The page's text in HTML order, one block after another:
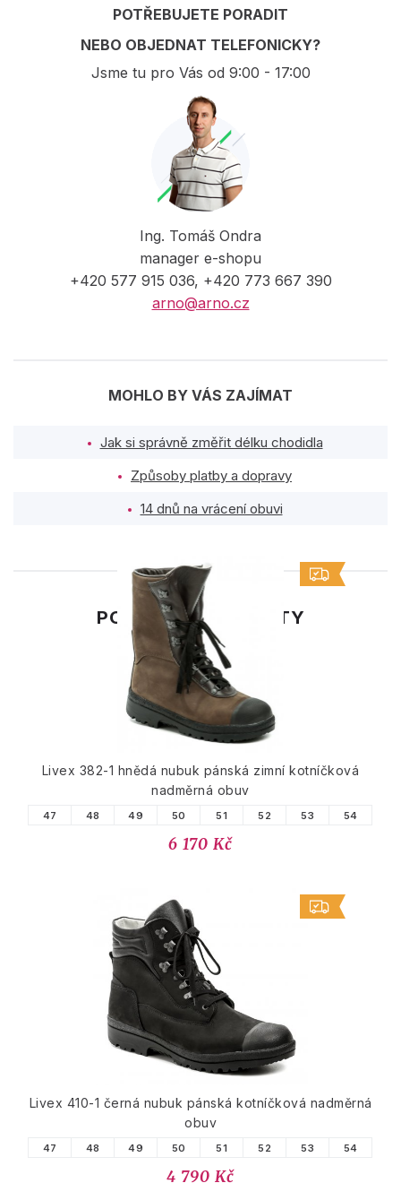
POTŘEBUJETE PORADIT
NEBO OBJEDNAT TELEFONICKY?
Jsme tu pro Vás od 9:00 - 17:00
Ing. Tomáš Ondra
manager e-shopu
+420 577 915 036, +420 773 667 390
arno@arno.cz
MOHLO BY VÁS ZAJÍMAT
Jak si správně změřit délku chodidla
Způsoby platby a dopravy
14 dnů na vrácení obuvi
PODOBNÉ PRODUKTY
Livex 382-1 hnědá nubuk pánská zimní kotníčková
nadměrná obuv
47 48 49 50 51 52 53 54
6 170 Kč
Livex 410-1 černá nubuk pánská kotníčková nadměrná
obuv
47 48 49 50 51 52 53 54
4 790 Kč